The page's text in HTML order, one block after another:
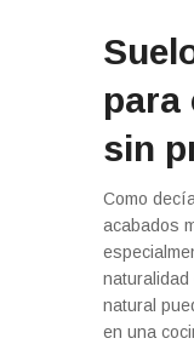
para
sin
Como
acabados
naturalidad
natural
en una